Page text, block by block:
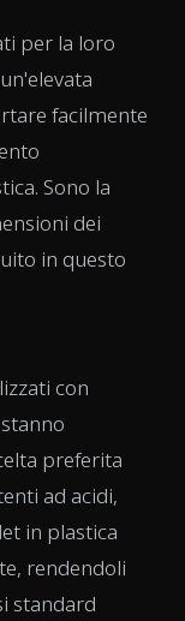
per la loro
facilmente
Sono la
dei
in questo
con
preferita
ad acidi,
in plastica
rendendoli
standard